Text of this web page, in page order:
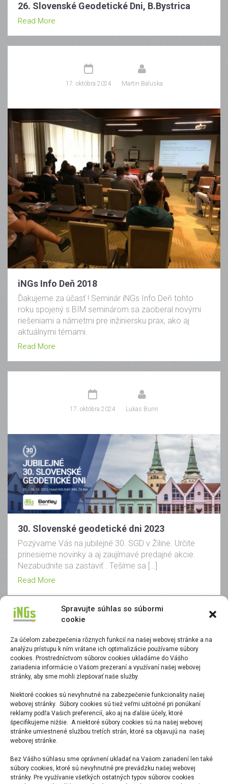
Spravujte súhlas so súbormi
cookie
Za účelom zabezpečenia rôznych funkcií na našej webovej stránke a na
analýzu prístupu k ním vrátane ich optimalizácie používame súbory
cookies. Prostredníctvom súborov cookies ukladáme do Vášho
zariadenia informácie o Vašom prezeraní a využívaní našej webovej
stránky, aby sme mohli zlepšovať naše služby.
Niektoré cookies sú nevyhnutné na zabezpečenie funkcionality našej
webovej stránky. Súbory cookies sú tiež veľmi užitočné pri ponúkaní
reklamy podľa Vašich preferencií, ako aj na ďalšie účely, ktoré
špecifikujeme nižšie. A niektoré súbory cookies sú na našej webovej
stránke umiestnené službou tretích strán, ktoré sa objavujú na našej
webovej stránke.
Bez Vášho súhlasu sme oprávnení ukladať na Vašom zariadení len také
súbory cookies, ktoré sú nevyhnutné pre prevádzku našej webovej
stránky. Pre využívanie všetkých ostatných typov súborov cookies
26. Slovenské Geodetické Dni, B.Bystrica
Read More
17. októbra 2024 Martin Baluska
iNGs Info Deň 2018
Ďakujeme za účasť ! Seminár iNGs Info Deň tohto
roku spojený s BIM seminárom sa zaoberal novými
riešeniami a námetmi pre inžiniersku prax, ako aj
aktuálnymi témami.
Read More
17. októbra 2024 Lukas Burin
30. Slovenské geodetické dni 2023
Pozývame Vás na jubilejné 30. SGD v Žiline. Určite
prinesieme novinky a aj zaujímavé predajné akcie.
Nezabudnite sa zastaviť . Tešíme sa […]
Read More
17. októbra 2024 Lukas Burin